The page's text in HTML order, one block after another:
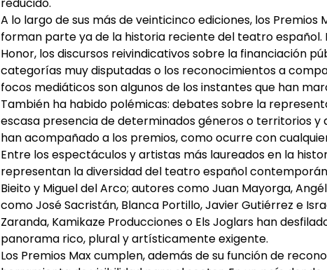
reducido.
A lo largo de sus más de veinticinco ediciones, los
forman parte ya de la historia reciente del teatro español.
Honor, los discursos reivindicativos sobre la financiación
categorías muy disputadas o los reconocimientos a
focos mediáticos son algunos de los instantes que han
También ha habido polémicas: debates sobre la
escasa presencia de determinados géneros o territorios y
han acompañado a los premios, como ocurre con
Entre los espectáculos y artistas más laureados en la
representan la diversidad del teatro español
Bieito y Miguel del Arco; autores como Juan Mayorga,
como José Sacristán, Blanca Portillo, Javier Gutiérrez e
Zaranda, Kamikaze Producciones o Els Joglars han
panorama rico, plural y artísticamente exigente.
Los Premios Max cumplen, además de su función de